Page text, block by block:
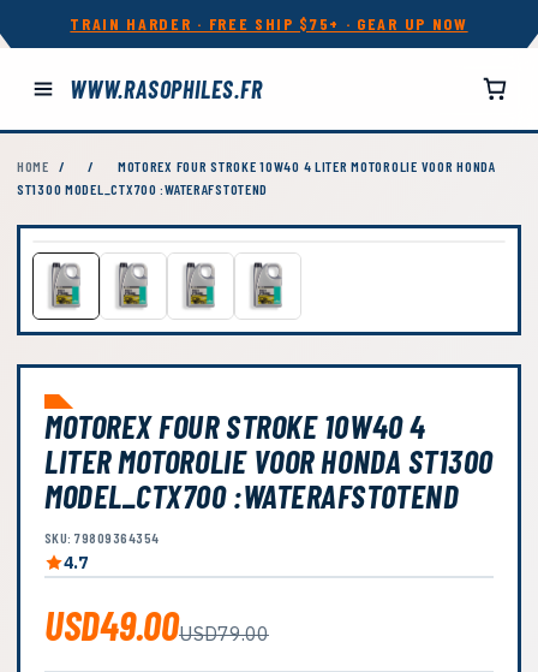
TRAIN HARDER · FREE SHIP $75+ · GEAR UP NOW
WWW.RASOPHILES.FR
HOME / /
MOTOREX FOUR STROKE 10W40 4 LITER MOTOROLIE VOOR HONDA
ST1300 MODEL_CTX700 :WATERAFSTOTEND
MOTOREX FOUR STROKE 10W40 4
LITER MOTOROLIE VOOR HONDA ST1300
MODEL_CTX700 :WATERAFSTOTEND
SKU: 79809364354
4.7
USD49.00USD79.00